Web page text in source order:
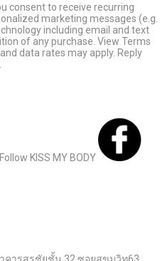
consent to receive recurring
marketing messages (e.g.
including email and text
of any purchase. View Terms
data rates may apply. Reply
Follow KISS MY BODY
คารสรชัยชั้น 32 ซอยสุขุมวิท63